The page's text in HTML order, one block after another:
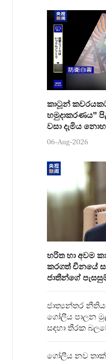
කාටූන්
හමුදාකරණය"
වසා දැමිය
06-Aug-2026
හරිත හා අවම
කරගත් චීනයේ
ජාතීන්ගේ
ජාත්‍යන්තර
ගෝලීය පාලන
සඳහා තීරක
ගෝලීය නව